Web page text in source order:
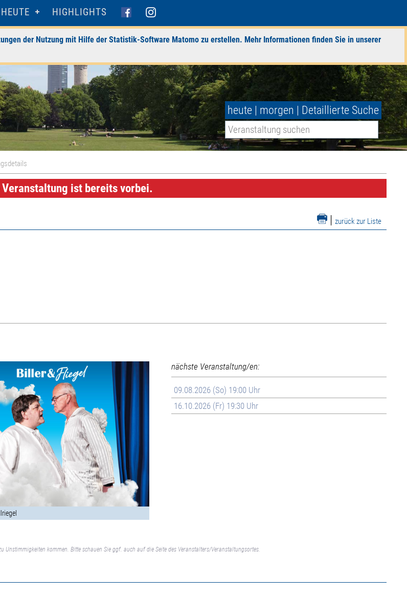
HEUTE HIGHLIGHTS
der Nutzung mit Hilfe der Statistik-Software Matomo zu erstellen. Mehr Informationen finden Sie in unserer
heute | morgen | Detaillierte Suche
Veranstaltung ist bereits vorbei.
| zurück zur Liste
nächste Veranstaltung/en:
09.08.2026 (So) 19:00 Uhr
16.10.2026 (Fr) 19:30 Uhr
kommen. Bitte schauen Sie ggf. auch auf die Seite des Veranstalters/Veranstaltungsortes.